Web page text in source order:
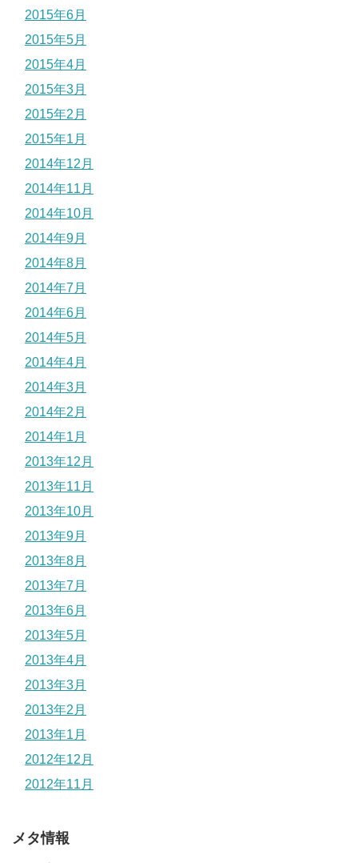
2015年6月
2015年5月
2015年4月
2015年3月
2015年2月
2015年1月
2014年12月
2014年11月
2014年10月
2014年9月
2014年8月
2014年7月
2014年6月
2014年5月
2014年4月
2014年3月
2014年2月
2014年1月
2013年12月
2013年11月
2013年10月
2013年9月
2013年8月
2013年7月
2013年6月
2013年5月
2013年4月
2013年3月
2013年2月
2013年1月
2012年12月
2012年11月
メタ情報